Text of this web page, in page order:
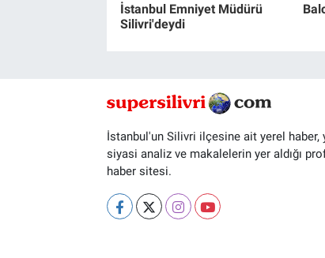
İstanbul Emniyet Müdürü
Silivri'deydi
İstanbul'un Silivri ilçesine ait yerel haber,
siyasi analiz ve makalelerin yer aldığı
haber sitesi.